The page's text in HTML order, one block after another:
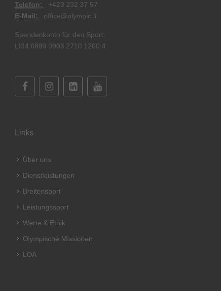
Telefon: +423 232 37 57
E-Mail:
office@olympic.li
Spendenkonto für den Sport:
LI34 0880 0903 2710 1200 4
Links
Über uns
Dienstleistungen
Breitensport
Leistungssport
Werte & Ethik
Olympische Missionen
LOA